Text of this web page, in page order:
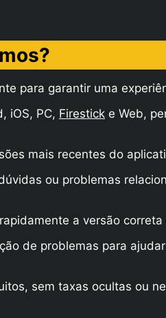
para garantir uma
iOS, PC, Firestick e Web,
mais recentes do
ou problemas
a versão
de problemas para
sem taxas ocultas ou